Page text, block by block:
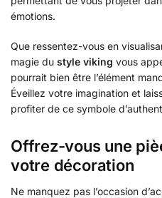
émotions.
Que ressentez-vous en
magie du style viking vous
pourrait bien être l’élément
Éveillez votre imagination et
profiter de ce symbole
Offrez-vous une
votre décoration
Ne manquez pas l’occasion